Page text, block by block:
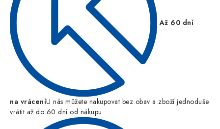
Až 60 dní
na vráceníU nás můžete nakupovat bez obav a zboží jednoduše
vrátit až do 60 dní od nákupu